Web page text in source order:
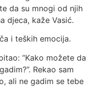
da su mnogi od njih
djeca, kaže Vasić.
i teških emocija.
“Kako možete da
Rekao sam
ali ne gadim se tebe